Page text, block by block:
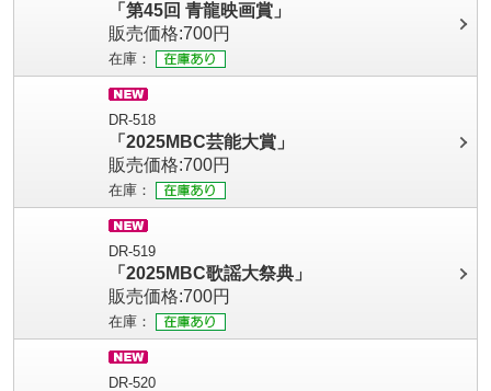
「第45回 青龍映画賞」
販売価格:700円
在庫：
DR-518
「2025MBC芸能大賞」
販売価格:700円
在庫：
DR-519
「2025MBC歌謡大祭典」
販売価格:700円
在庫：
DR-520